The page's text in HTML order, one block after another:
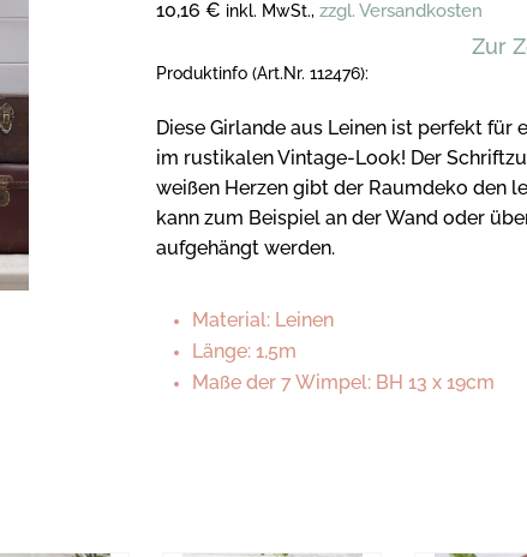
10,16 € inkl. MwSt., zzgl. Versandkosten
Zur
Produktinfo (Art.Nr. 112476):
Diese Girlande aus Leinen ist perfekt für
im rustikalen Vintage-Look! Der
weißen Herzen gibt der Raumdeko den
kann zum Beispiel an der Wand oder
aufgehängt werden.
Material: Leinen
Länge: 1,5m
Maße der 7 Wimpel: BH 13 x 19cm